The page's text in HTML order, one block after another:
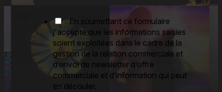
En soumettant ce formulaire
j'accepte que les informations saisies
soient exploitées dans le cadre de la
gestion de la relation commerciale et
d’envoi de newsletter d’offre
commerciale et d’information qui peut
en découler.